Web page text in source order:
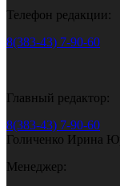
Телефон редакции:
8(383-43) 7-90-60
Главный редактор:
8(383-43) 7-90-60
Голиченко Ирина
Менеджер: